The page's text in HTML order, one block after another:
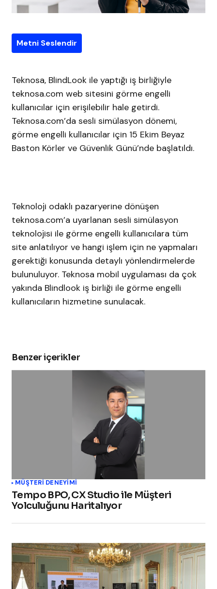
Metni Seslendir
Teknosa, BlindLook ile yaptığı iş birliğiyle
teknosa.com web sitesini görme engelli
kullanıcılar için erişilebilir hale getirdi.
Teknosa.com’da sesli simülasyon dönemi,
görme engelli kullanıcılar için 15 Ekim Beyaz
Baston Körler ve Güvenlik Günü’nde başlatıldı.
Teknoloji odaklı pazaryerine dönüşen
teknosa.com’a uyarlanan sesli simülasyon
teknolojisi ile görme engelli kullanıcılara tüm
site anlatılıyor ve hangi işlem için ne yapmaları
gerektiği konusunda detaylı yönlendirmelerde
bulunuluyor. Teknosa mobil uygulaması da çok
yakında Blindlook iş birliği ile görme engelli
kullanıcıların hizmetine sunulacak.
Benzer içerikler
MÜŞTERI DENEYIMI
Tempo BPO, CX Studio ile Müşteri
Yolculuğunu Haritalıyor